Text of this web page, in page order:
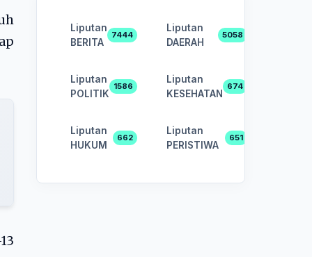
Liputan
BERITA
7444
Liputan
DAERAH
5058
Liputan
POLITIK
1586
Liputan
KESEHATAN
674
Liputan
HUKUM
662
Liputan
PERISTIWA
651